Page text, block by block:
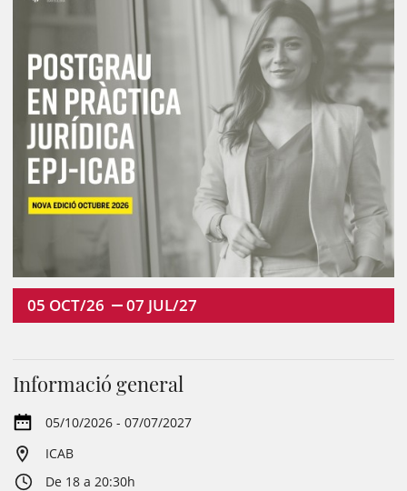
05 OCT/26 07 JUL/27
Informació general
05/10/2026 - 07/07/2027
ICAB
De 18 a 20:30h